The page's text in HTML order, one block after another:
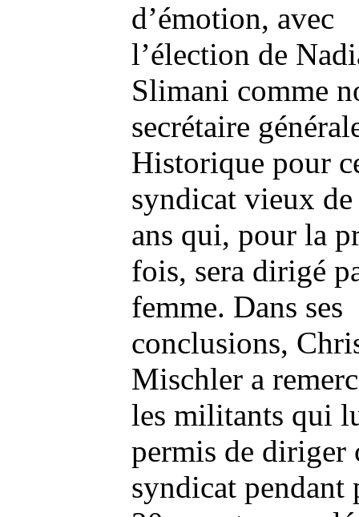
d’émotion, avec
l’élection de
Slimani comme
secrétaire
Historique pour
syndicat vieux
ans qui, pour la
fois, sera dirigé
femme. Dans ses
conclusions,
Mischler a
les militants qui
permis de diriger
syndicat pendant